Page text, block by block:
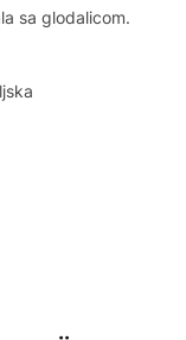
sa glodalicom.